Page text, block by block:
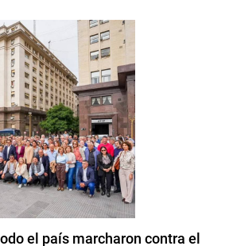
el país marcharon contra el